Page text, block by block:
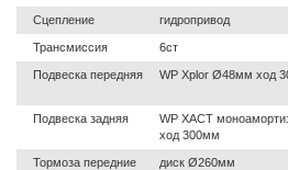
Сцепление
Трансмиссия
Подвеска передняя
Подвеска задняя
Тормоза передние
гидропривод
6ст
WP Xplor Ø48мм ход
WP XACT
ход 300мм
диск Ø260мм